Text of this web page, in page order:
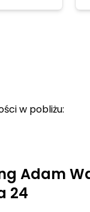
w pobliżu:
Adam
24